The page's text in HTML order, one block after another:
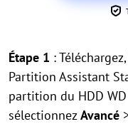
Étape 1 :
Partition Assistant
partition du HDD
sélectionnezAvancé